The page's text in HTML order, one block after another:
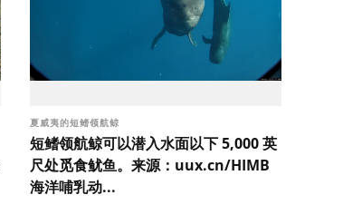
夏威夷的短鳍领航鲸
短鳍领航鲸可以潜入水面以下 5,000 英
尺处觅食鱿鱼。来源：uux.cn/HIMB
海洋哺乳动...